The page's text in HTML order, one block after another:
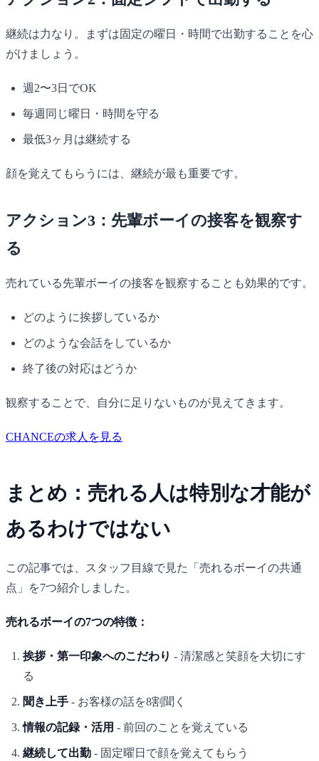
継続は力なり。まずは固定の曜日・時間で出勤することを心
がけましょう。
週2〜3日でOK
毎週同じ曜日・時間を守る
最低3ヶ月は継続する
顔を覚えてもらうには、継続が最も重要です。
アクション3：先輩ボーイの接客を観察す
る
売れている先輩ボーイの接客を観察することも効果的です。
どのように挨拶しているか
どのような会話をしているか
終了後の対応はどうか
観察することで、自分に足りないものが見えてきます。
CHANCEの求人を見る
まとめ：売れる人は特別な才能が
あるわけではない
この記事では、スタッフ目線で見た「売れるボーイの共通
点」を7つ紹介しました。
売れるボーイの7つの特徴：
挨拶・第一印象へのこだわり - 清潔感と笑顔を大切にす
る
聞き上手 - お客様の話を8割聞く
情報の記録・活用 - 前回のことを覚えている
継続して出勤 - 固定曜日で顔を覚えてもらう